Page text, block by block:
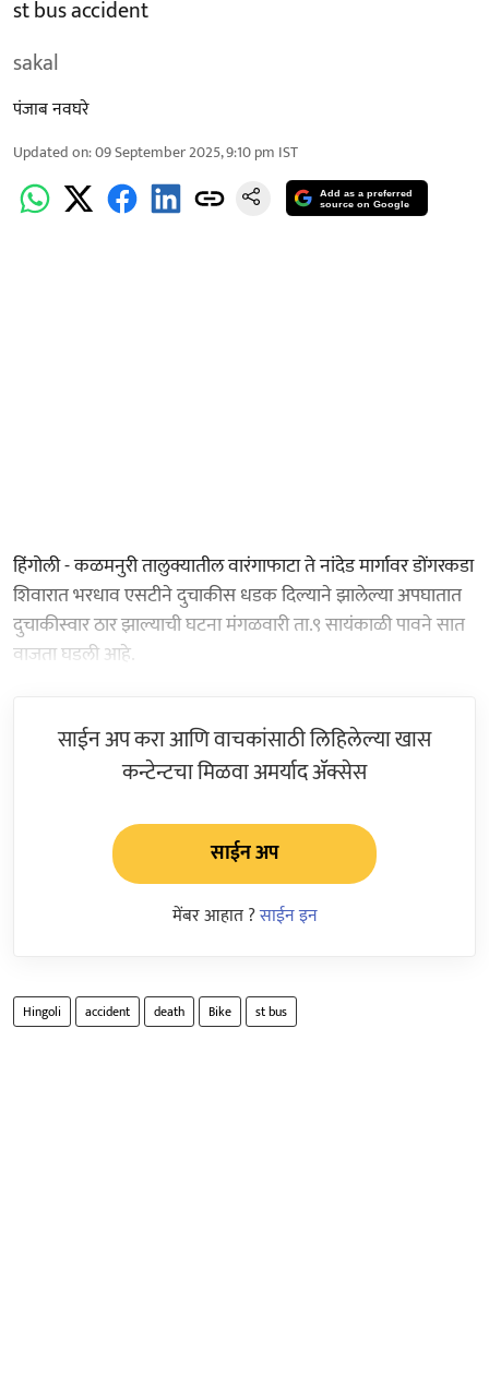
st bus accident
sakal
पंजाब नवघरे
Updated on:09 September 2025, 9:10 pm IST
Add as a preferred
source on Google
हिंगोली - कळमनुरी तालुक्यातील वारंगाफाटा ते नांदेड मार्गावर डोंगरकडा
शिवारात भरधाव एसटीने दुचाकीस धडक दिल्याने झालेल्या अपघातात
दुचाकीस्वार ठार झाल्याची घटना मंगळवारी ता.९ सायंकाळी पावने सात
वाजता घडली आहे.
साईन अप करा आणि वाचकांसाठी लिहिलेल्या खास
कन्टेन्टचा मिळवा अमर्याद ॲक्सेस
साईन अप
मेंबर आहात ?साईन इन
Hingoli accident death Bike st bus